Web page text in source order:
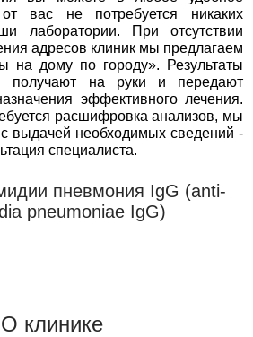
вас не потребуется никаких
лаборатории. При отсутствии
адресов клиник мы предлагаем
на дому по городу». Результаты
получают на руки и передают
эффективного лечения.
расшифровка анализов, мы
выдачей необходимых сведений -
специалиста.
пневмония IgG (anti-
pneumoniae IgG)
О клинике